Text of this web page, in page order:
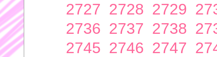
2727 2728 2729
2736 2737 2738
2745 2746 2747